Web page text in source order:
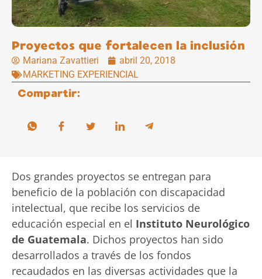
Proyectos que fortalecen la inclusión
Mariana Zavattieri
abril 20, 2018
MARKETING EXPERIENCIAL
Compartir:
Dos grandes proyectos se entregan para
beneficio de la población con discapacidad
intelectual, que recibe los servicios de
educación especial en el Instituto Neurológico
de Guatemala. Dichos proyectos han sido
desarrollados a través de los fondos
recaudados en las diversas actividades que la